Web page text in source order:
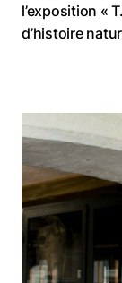
l’exposition «
d’histoire